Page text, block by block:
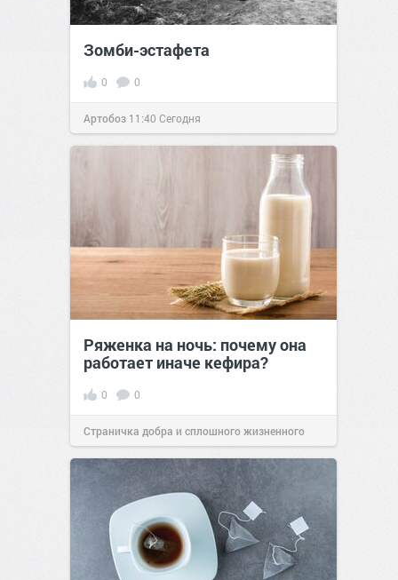
Зомби-эстафета
0 0
Артобоз 11:40 Сегодня
Ряженка на ночь: почему она
работает иначе кефира?
0 0
Страничка добра и сплошного жизненного
позитива!00:28Вчера